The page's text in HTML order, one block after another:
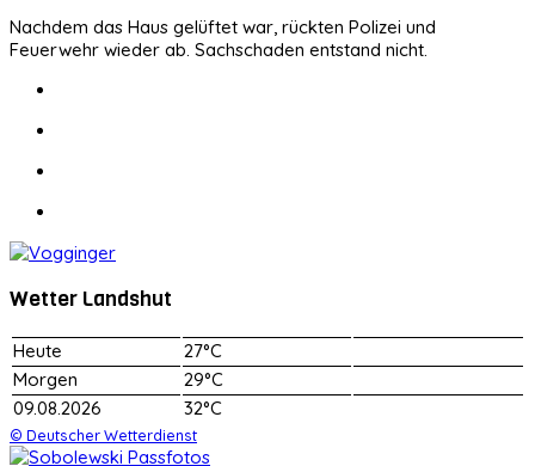
Nachdem das Haus gelüftet war, rückten Polizei und
Feuerwehr wieder ab. Sachschaden entstand nicht.
Wetter Landshut
Heute
27°C
Morgen
29°C
09.08.2026
32°C
© Deutscher Wetterdienst